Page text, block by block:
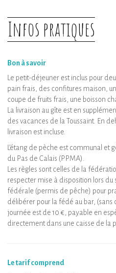
Infos pratiques
Bon à savoir
Le petit-déjeuner est inclus pour
pain frais, des confitures maison,
coupe de fruits frais, une boisson
La livraison au gîte est en
des vacances de la Toussaint. En
livraison est incluse.
L’étang de pèche est communal
du Pas de Calais (PPMA).
Les règles sont celles de la
respecter mise à disposition lors du
fédérale (permis de pêche) pour
délibérer pour la fédé au bar, (sans
journée est de 10 €, payable en
directement dans une caisse de la
Le tarif comprend